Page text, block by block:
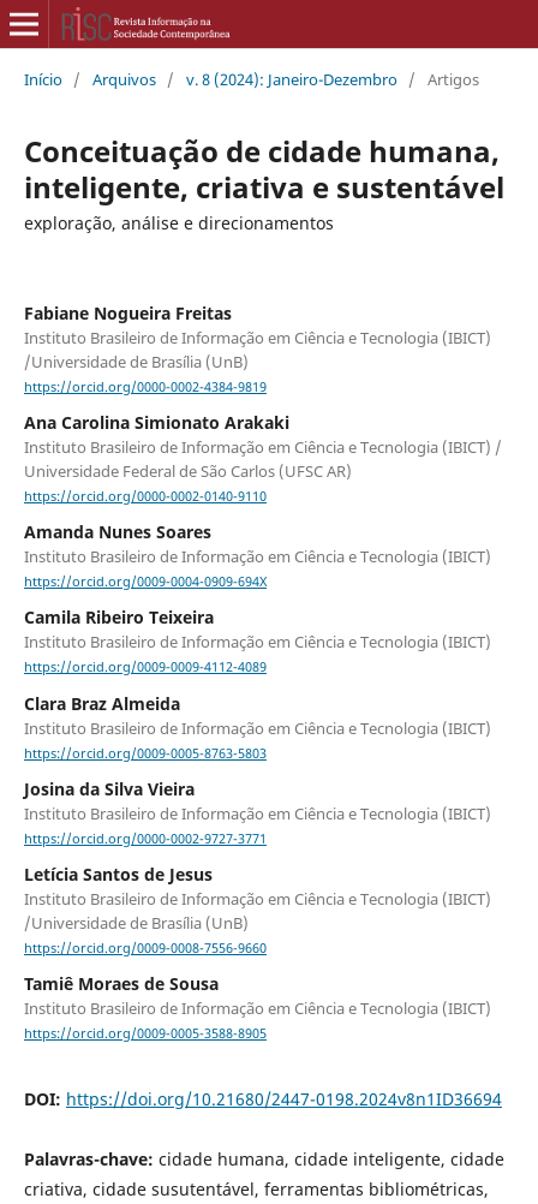
Início / Arquivos / v. 8 (2024): Janeiro-Dezembro / Artigos
Conceituação de cidade humana,
inteligente, criativa e sustentável
exploração, análise e direcionamentos
Fabiane Nogueira Freitas
Instituto Brasileiro de Informação em Ciência e Tecnologia (IBICT)
/Universidade de Brasília (UnB)
https://orcid.org/0000-0002-4384-9819
Ana Carolina Simionato Arakaki
Instituto Brasileiro de Informação em Ciência e Tecnologia (IBICT) /
Universidade Federal de São Carlos (UFSC AR)
https://orcid.org/0000-0002-0140-9110
Amanda Nunes Soares
Instituto Brasileiro de Informação em Ciência e Tecnologia (IBICT)
https://orcid.org/0009-0004-0909-694X
Camila Ribeiro Teixeira
Instituto Brasileiro de Informação em Ciência e Tecnologia (IBICT)
https://orcid.org/0009-0009-4112-4089
Clara Braz Almeida
Instituto Brasileiro de Informação em Ciência e Tecnologia (IBICT)
https://orcid.org/0009-0005-8763-5803
Josina da Silva Vieira
Instituto Brasileiro de Informação em Ciência e Tecnologia (IBICT)
https://orcid.org/0000-0002-9727-3771
Letícia Santos de Jesus
Instituto Brasileiro de Informação em Ciência e Tecnologia (IBICT)
/Universidade de Brasília (UnB)
https://orcid.org/0009-0008-7556-9660
Tamiê Moraes de Sousa
Instituto Brasileiro de Informação em Ciência e Tecnologia (IBICT)
https://orcid.org/0009-0005-3588-8905
DOI: https://doi.org/10.21680/2447-0198.2024v8n1ID36694
Palavras-chave: cidade humana, cidade inteligente, cidade
criativa, cidade susutentável, ferramentas bibliométricas,